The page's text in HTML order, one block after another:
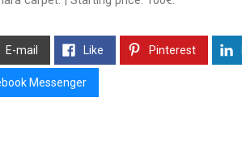
E-mail Like Pinterest
Messenger